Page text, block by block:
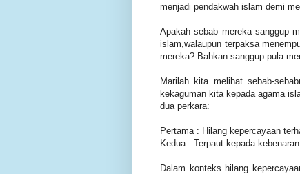
menjadi pendakwah islam demi
Apakah sebab mereka sanggup
islam,walaupun terpaksa
mereka?.Bahkan sanggup pula
Marilah kita melihat sebab-
kekaguman kita kepada agama
dua perkara:
Pertama : Hilang kepercayaan
Kedua : Terpaut kepada
Dalam konteks hilang